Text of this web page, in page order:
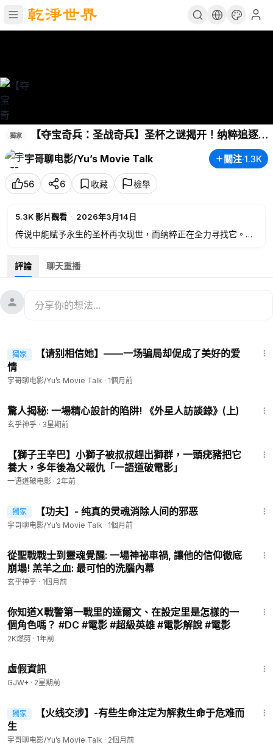
獨家
【夺宝奇兵：圣战奇兵】圣杯之谜揭开！纳粹追逐
下的终极考古冒险
宇哥聊电影/Yu’s Movie Talk
關注·1.3K
56 6 收藏 檢舉
5.3K影片觀看 · 2026年3月14日
传说中能赋予永生的圣杯再次现世，而纳粹正在全力寻找它。考
老机关、致命试炼，一步步指向圣杯隐藏的秘密。
在这场惊心动魄的旅程中，琼斯不仅要战胜敌人，还要面对父子
評論 聊天重播
會員專享
獨家
【请别相信她】——一场骗局却促成了美好的爱
情
宇哥聊电影/Yu’s Movie Talk · 1個月前
驚人揭秘: 一場精心設計的陷阱! 《外星人訪談錄》(上)
玄乎神乎 · 3星期前
【獅子王辛巴】小獅子被叔叔趕出獅群，一頭疣豬把它
養大，多年後為父報仇「一語道破電影」
一语道破电影 · 2年前
會員專享
獨家 【功夫】- 纯真的灵魂消除人间的邪恶
宇哥聊电影/Yu’s Movie Talk · 1個月前
從聖戰戰士到靈魂覺醒: 一場神祕車禍, 讓他的信仰徹底
崩塌! 羔羊之血: 最可怕的洗腦內幕
玄乎神乎 · 1個月前
你知道X戰警第一戰里的達爾文、在設定里是怎樣的一
個角色嗎？ #DC #電影 #超級英雄 #電影解說 #電影
2K燃剪 · 1年前
虛假資訊
GJW+ · 2星期前
會員專享
獨家
【火线交涉】-有些生命注定为解救生命于危难而
生
宇哥聊电影/Yu’s Movie Talk · 2個月前